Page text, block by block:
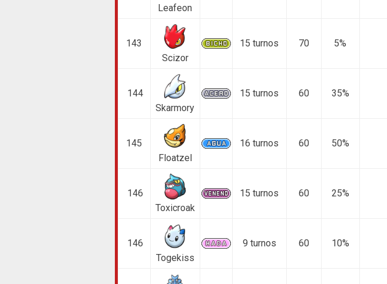
Leafeon
143
Scizor
15 turnos 70 5%
144
Skarmory
15 turnos 60 35%
145
Floatzel
16 turnos 60 50%
146
Toxicroak
15 turnos 60 25%
146
Togekiss
9 turnos 60 10%